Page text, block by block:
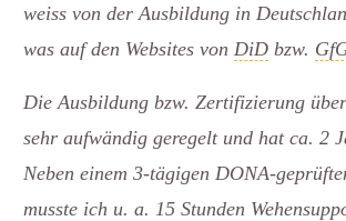
weiss von der Ausbildung in
was auf den Websites von DiD bzw.
Die Ausbildung bzw. Zertifizierung
sehr aufwändig geregelt und hat ca. 2
Neben einem 3-tägigen DONA-
musste ich u. a. 15 Stunden